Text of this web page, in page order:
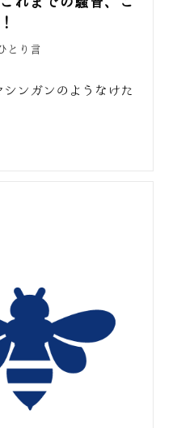
とり言
ンガンのようなけた